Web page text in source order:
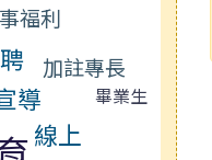
福利
加註專長
導 畢業生
線上